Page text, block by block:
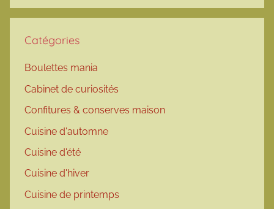
Catégories
Boulettes mania
Cabinet de curiosités
Confitures & conserves maison
Cuisine d'automne
Cuisine d'été
Cuisine d'hiver
Cuisine de printemps